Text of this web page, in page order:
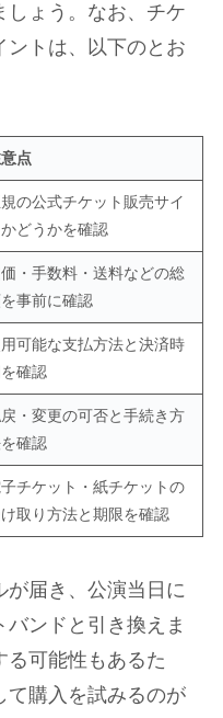
しょう。なお、チケ
ントは、以下のとお
点
の公式チケット販売サイ
かどうかを確認
・手数料・送料などの総
事前に確認
可能な支払方法と決済時
確認
・変更の可否と手続き方
確認
チケット・紙チケットの
取り方法と期限を確認
が届き、公演当日に
ンドと引き換えま
る可能性もあるた
て購入を試みるのが